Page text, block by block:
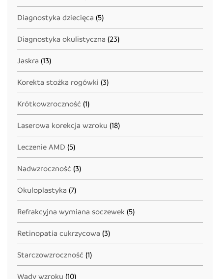
Diagnostyka dziecięca (5)
Diagnostyka okulistyczna (23)
Jaskra (13)
Korekta stożka rogówki (3)
Krótkowzroczność (1)
Laserowa korekcja wzroku (18)
Leczenie AMD (5)
Nadwzroczność (3)
Okuloplastyka (7)
Refrakcyjna wymiana soczewek (5)
Retinopatia cukrzycowa (3)
Starczowzroczność (1)
Wady wzroku (10)